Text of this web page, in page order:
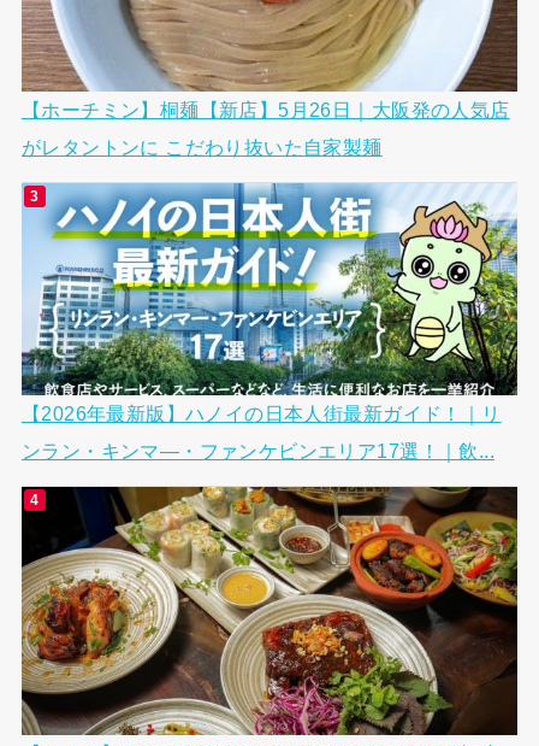
【ホーチミン】桐麺【新店】5月26日｜大阪発の人気店
がレタントンに こだわり抜いた自家製麺
【2026年最新版】ハノイの日本人街最新ガイド！｜リ
ンラン・キンマ―・ファンケビンエリア17選！｜飲...